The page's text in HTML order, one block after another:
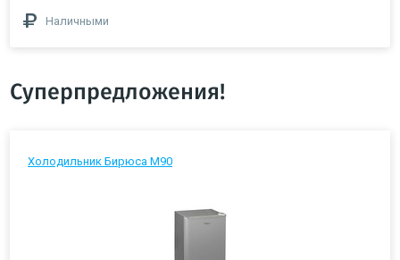
Наличными
Суперпредложения!
Холодильник Бирюса М90